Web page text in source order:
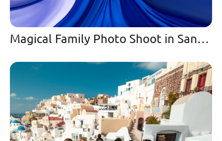
Magical Family Photo Shoot in Santorini with Flying Dresses